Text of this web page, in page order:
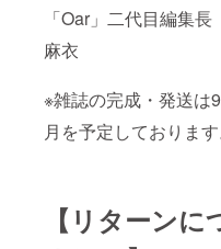
「Oar」二代目編集
麻衣
※雑誌の完成・発送は
月を予定しております
【リターンに